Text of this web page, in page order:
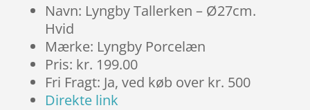
Navn: Lyngby Tallerken – Ø27cm.
Hvid
Mærke: Lyngby Porcelæn
Pris: kr. 199.00
Fri Fragt: Ja, ved køb over kr. 500
Direkte link